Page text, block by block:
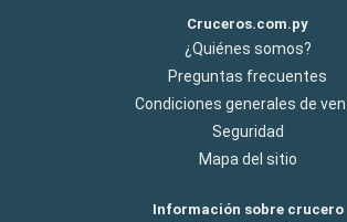
Cruceros.com.py
¿Quiénes somos?
Preguntas frecuentes
Condiciones generales de
Seguridad
Mapa del sitio
Información sobre crucero